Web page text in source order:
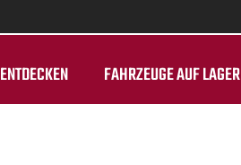
ENTDECKEN FAHRZEUGE AUF LAGER